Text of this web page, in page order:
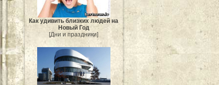
Как удивить близких людей на
Новый Год
[Дни и праздники]